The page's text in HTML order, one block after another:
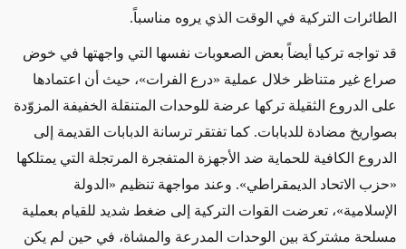
الطائرات التركية في الوقت الذي يروه مناسباً.
قد تواجه تركيا أيضاً بعض الصعوبات نفسها التي واجهتها في خوض
صراع غير متناظر خلال عملية «درع الفرات»، حيث أن اعتمادها
على الدروع الثقيلة تركها عرضة للوحدات المتنقلة الخفيفة المزوّدة
بصواريخ مضادة للدبابات. كما تفتقر ترسانة الدبابات القديمة إلى
الدروع الكافية للحماية ضد الأجهزة المتفجرة المرتجلة التي يمتلكها
«حزب الاتحاد الديمقراطي». وعند مواجهة تنظيم «الدولة
الإسلامية»، تعرضت القوات التركية إلى ضغط شديد للقيام بعملية
مسلحة مشتركة بين الوحدات المدرعة والمشاة، في حين لم يكن